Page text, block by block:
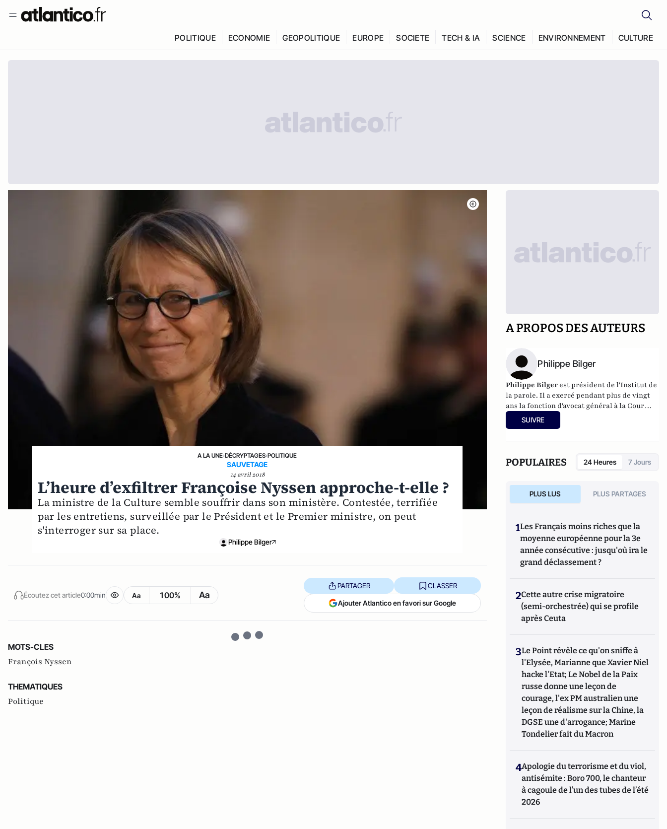
POLITIQUE ECONOMIE GEOPOLITIQUE EUROPE SOCIETE TECH & IA SCIENCE ENVIRONNEMENT CULTURE
A LA UNE›DÉCRYPTAGES›POLITIQUE
SAUVETAGE
14 avril 2018
L’heure d’exfiltrer Françoise Nyssen approche-t-elle ?
La ministre de la Culture semble souffrir dans son ministère. Contestée, terrifiée
par les entretiens, surveillée par le Président et le Premier ministre, on peut
s'interroger sur sa place.
Philippe Bilger
Écoutez cet article0:00min Aa 100% Aa
PARTAGER CLASSER
Ajouter Atlantico en favori sur Google
MOTS-CLES
François Nyssen
THEMATIQUES
Politique
A PROPOS DES AUTEURS
Philippe Bilger
Philippe Bilger est président de l'Institut de
la parole. Il a exercé pendant plus de vingt
ans la fonction d'avocat général à la Cour
d'assises de Paris, et est aujourd'hui
magistrat honoraire. Il a été amené à
(Le Pen, Duverger-Pétain, René Bousquet,
Bob Denard, le gang des Barbares, Hélène
scandales financiers des années 1990
(affaire Carrefour du développement,
(éditions Fayard),
Ordre et Désordre
(éditions Le Passeur, 2015). En 2017, il a
publiéLa parole, rien qu'elleetMoi,
Emmanuel Macron, je me dis que..., tous les
deux aux Editions Le Cerf.
SUIVRE
POPULAIRES 24 Heures 7 Jours
PLUS LUS PLUS PARTAGES
1Les Français moins riches que la
moyenne européenne pour la 3e
année consécutive : jusqu'où ira le
grand déclassement ?
2Cette autre crise migratoire
(semi-orchestrée) qui se profile
après Ceuta
3Le Point révèle ce qu'on sniffe à
l'Elysée, Marianne que Xavier Niel
hacke l'Etat; Le Nobel de la Paix
russe donne une leçon de
courage, l'ex PM australien une
leçon de réalisme sur la Chine, la
DGSE une d'arrogance; Marine
Tondelier fait du Macron
4Apologie du terrorisme et du viol,
antisémite : Boro 700, le chanteur
à cagoule de l’un des tubes de l’été
2026